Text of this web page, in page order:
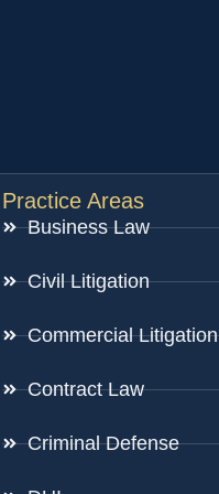
Practice Areas
Business Law
Civil Litigation
Commercial Litigation
Contract Law
Criminal Defense